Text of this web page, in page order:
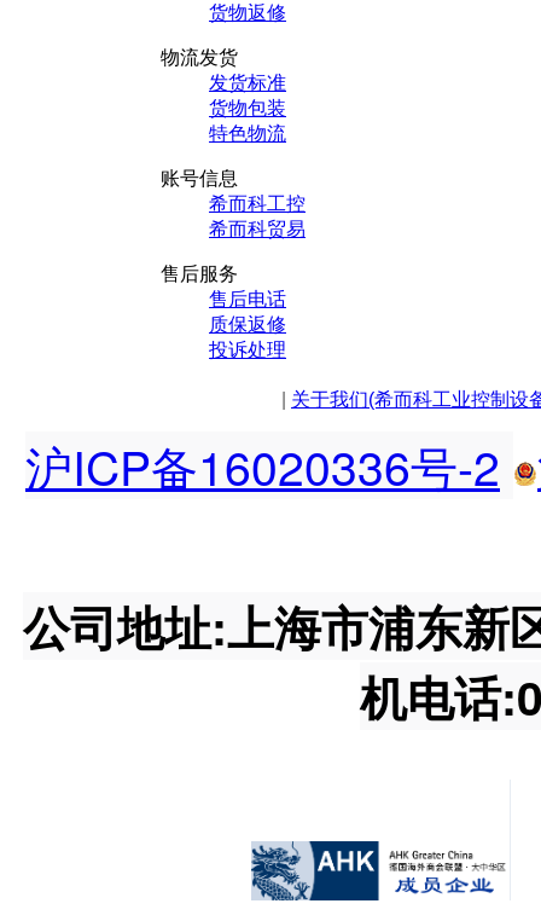
货物返修
物流发货
发货标准
货物包装
特色物流
账号信息
希而科工控
希而科贸易
售后服务
售后电话
质保返修
投诉处理
关于我们(希而科工业控制设
沪ICP备16020336号-2
公司地址:上海市浦东新
机电话